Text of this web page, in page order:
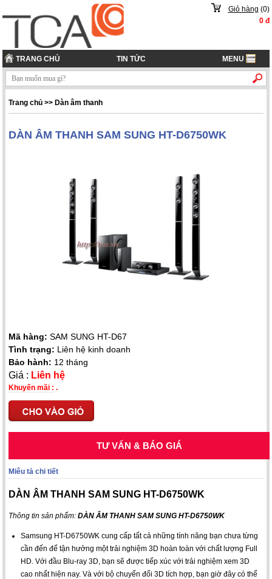
Giỏ hàng (0)
0đ
TRANG CHỦ TIN TỨC MENU
Trang chủ >> Dàn âm thanh
DÀN ÂM THANH SAM SUNG HT-D6750WK
Mã hàng:SAM SUNG HT-D67
Tình trạng: Liên hệ kinh doanh
Bảo hành: 12 tháng
Giá : Liên hệ
Khuyến mãi : .
TƯ VẤN & BÁO GIÁ
Miêu tả chi tiết
DÀN ÂM THANH SAM SUNG HT-D6750WK
Thông tin sản phẩm: DÀN ÂM THANH SAM SUNG HT-D6750WK
Samsung HT-D6750WK cung cấp tất cả những tính năng bạn chưa từng
cần đến để tận hưởng một trải nghiệm 3D hoàn toàn với chất lượng Full
HD. Với đầu Blu-ray 3D, bạn sẽ được tiếp xúc với trải nghiệm xem 3D
cao nhất hiện nay. Và với bộ chuyển đổi 3D tích hợp, bạn giờ đây có thể